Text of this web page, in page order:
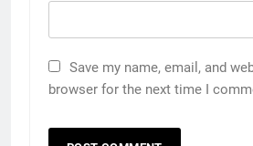
Save my name, email, and
browser for the next time I